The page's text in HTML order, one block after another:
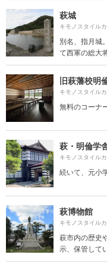
萩城
キモノスタイル
別名、指月城
て西軍の総大
旧萩藩校明
キモノスタイル
無料のコーナ
萩・明倫学
キモノスタイル
続いて、元小
萩博物館
キモノスタイル
萩市内の歴史
示、保管して